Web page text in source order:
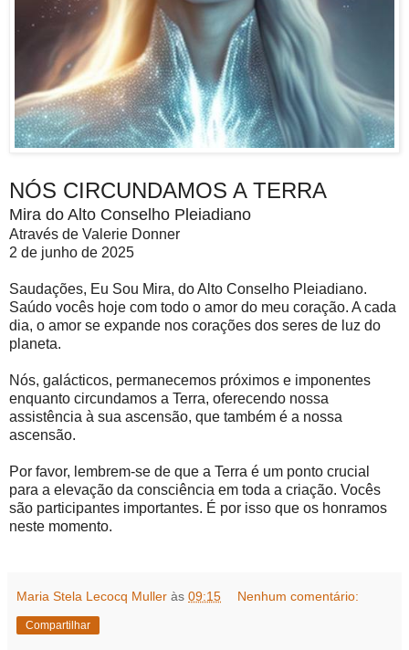
NÓS CIRCUNDAMOS A TERRA
Mira do Alto Conselho Pleiadiano
Através de Valerie Donner
2 de junho de 2025
Saudações, Eu Sou Mira, do Alto Conselho Pleiadiano.
Saúdo vocês hoje com todo o amor do meu coração. A cada
dia, o amor se expande nos corações dos seres de luz do
planeta.
Nós, galácticos, permanecemos próximos e imponentes
enquanto circundamos a Terra, oferecendo nossa
assistência à sua ascensão, que também é a nossa
ascensão.
Por favor, lembrem-se de que a Terra é um ponto crucial
para a elevação da consciência em toda a criação. Vocês
são participantes importantes. É por isso que os honramos
neste momento.
Maria Stela Lecocq Muller às 09:15 Nenhum comentário:
Compartilhar